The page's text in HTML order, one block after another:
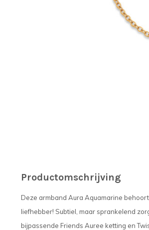
Productomschrijving
Deze armband Aura Aquamarine
liefhebber! Subtiel, maar sprankelend
bijpassende Friends Auree ketting en